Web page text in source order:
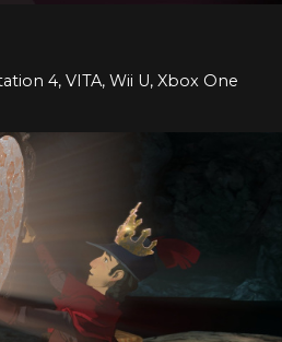
4, VITA, Wii U, Xbox One